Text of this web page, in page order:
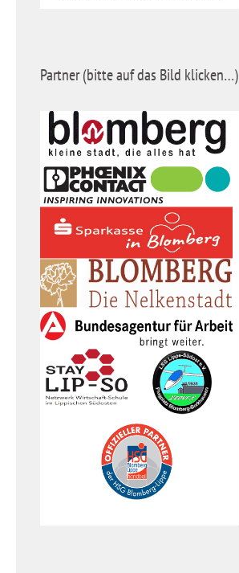
Partner (bitte auf das Bild klicken…)